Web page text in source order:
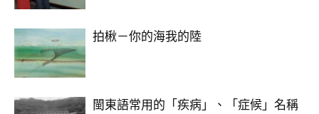
拍楸－你的海我的陸
閩東語常用的「疾病」、「症候」名稱